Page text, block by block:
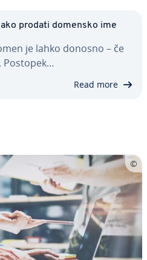
prodati domensko ime
je lahko donosno – če
Postopek…
Read more